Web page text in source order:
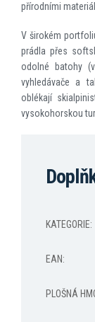
přírodními
V širokém
prádla přes
odolné batohy
vyhledávače a
oblékají
vysokohorskou
KATEGORIE:
EAN:
PLOŠNÁ